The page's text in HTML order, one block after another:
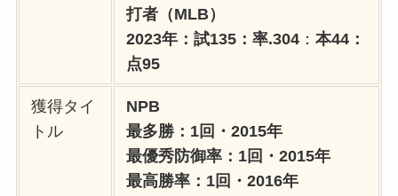
打者（MLB）
2023年：試135：率.304 ：本44：
点95
獲得タイ
トル
NPB
最多勝：1回・2015年
最優秀防御率：1回・2015年
最高勝率：1回・2016年